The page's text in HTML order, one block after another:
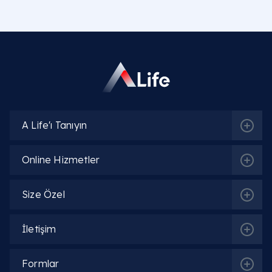
kronik ürolojik krizleri doğurur?
gidilmelidir?
A Life'ı Tanıyın
Online Hizmetler
Size Özel
İletişim
Formlar